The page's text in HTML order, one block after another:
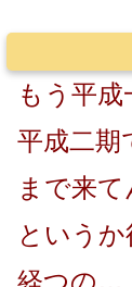
もう平
平成二期
まで来
という
経つの…